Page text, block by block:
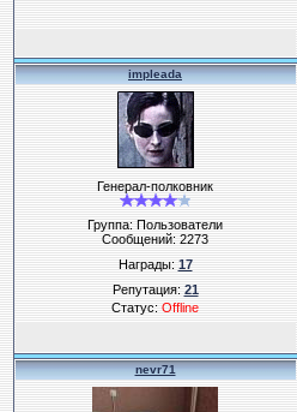
impleada
Генерал-полковник
Группа: Пользователи
Сообщений:2273
Награды:17
Репутация:21
Статус:Offline
nevr71